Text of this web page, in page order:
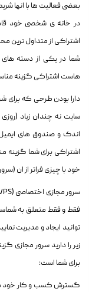
بعضی فعالیت ها با انها
در خانه ی شخصی خود
اشتراکی از متداول ترین
شما در یکی از دسته های
هاست اشتراکی گزینه
دارا بودن طرحی که برای
اندک و صندوق های
اشتراکی برای شما گزینه
خود با چیزی فراتر از ان
فقط و فقط متعلق به
توانید ایجاد و مدیریت
زیر را دارید سرور مجازی
برای شما است:
گسترش کسب و کار خود به